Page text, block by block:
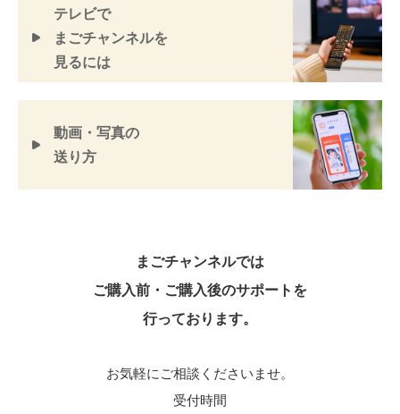
テレビで
まごチャンネルを
見るには
動画・写真の
送り方
まごチャンネルでは
ご購入前・ご購入後のサポートを
行っております。
お気軽にご相談くださいませ。
受付時間